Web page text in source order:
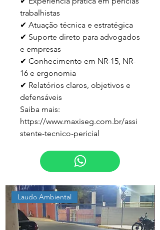
trabalhistas
✔ Atuação técnica e estratégica
✔ Suporte direto para advogados
e empresas
✔ Conhecimento em NR-15, NR-
16 e ergonomia
✔ Relatórios claros, objetivos e
defensáveis
Saiba mais:
https://www.maxiseg.com.br/assi
stente-tecnico-pericial
Laudo Ambiental